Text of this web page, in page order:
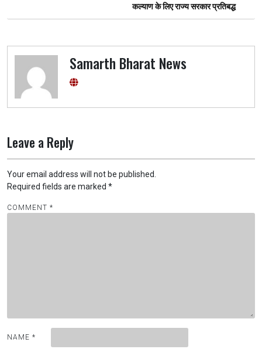
कल्याण के लिए राज्य सरकार प्रतिबद्ध
Samarth Bharat News
Leave a Reply
Your email address will not be published.
Required fields are marked *
COMMENT *
NAME *